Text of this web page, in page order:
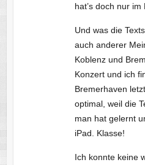
hat’s doch nur
Und was die
auch anderer
Koblenz und
Konzert und ich
Bremerhaven
optimal, weil die
man hat gelernt
iPad. Klasse!
Ich konnte keine